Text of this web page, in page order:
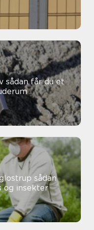
sådan
og insekter